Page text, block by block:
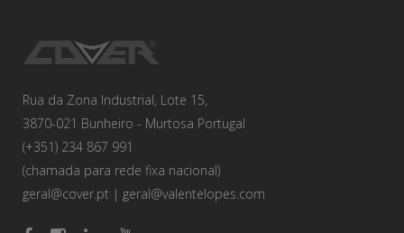
Rua da Zona Industrial, Lote 15,
3870-021 Bunheiro - Murtosa Portugal
(+351) 234 867 991
(chamada para rede fixa nacional)
geral@cover.pt | geral@valentelopes.com